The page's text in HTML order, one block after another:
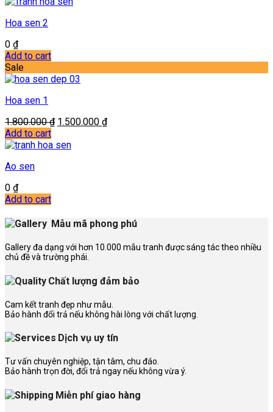
Hoa sen 2
0 ₫
Add to cart
Sale
Hoa sen 1
1.800.000₫ 1.500.000 ₫
Add to cart
Ao sen
0 ₫
Add to cart
Mẫu mã phong phú
Gallery đa dạng với hơn 10.000 mẫu tranh được sáng tác theo nhiều
chủ đề và trường phái.
Chất lượng đảm bảo
Cam kết tranh đẹp như mẫu.
Bảo hành đổi trả nếu không hài lòng với chất lượng.
Dịch vụ uy tín
Tư vấn chuyên nghiệp, tận tâm, chu đáo.
Bảo hành trọn đời, đổi trả ngay nếu không vừa ý.
Miễn phí giao hàng